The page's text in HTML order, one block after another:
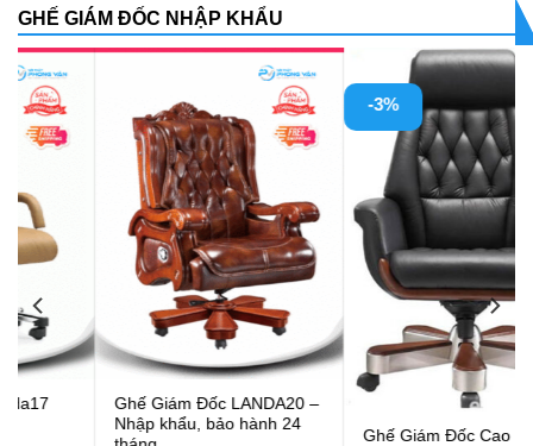
GHẾ GIÁM ĐỐC NHẬP KHẨU
Ghế Giám Đốc LANDA20 –
Nhập khẩu, bảo hành 24
-3%
Ghế Giám Đốc Cao Cấp